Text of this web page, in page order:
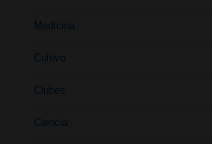
Medicina
Cultivo
Clubes
Ciencia